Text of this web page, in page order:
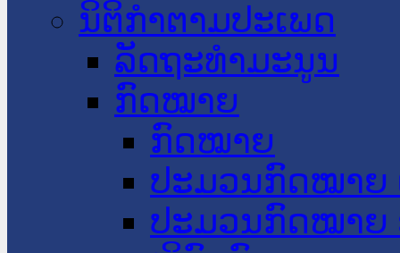
ນິຕິກຳຕາມປະເພດ
ລັດຖະທໍາມະນູນ
ກົດໝາຍ
ກົດໝາຍ
ປະມວນກົດໝາຍ
ປະມວນກົດໝາຍ